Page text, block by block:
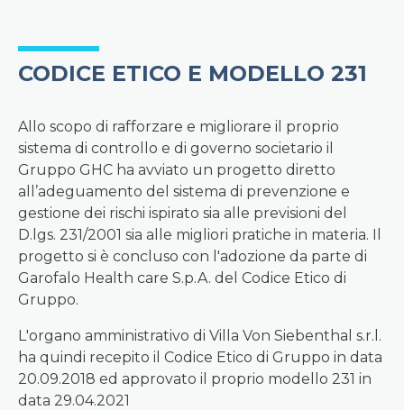
CODICE ETICO E MODELLO 231
Allo scopo di rafforzare e migliorare il proprio
sistema di controllo e di governo societario il
Gruppo GHC ha avviato un progetto diretto
all’adeguamento del sistema di prevenzione e
gestione dei rischi ispirato sia alle previsioni del
D.lgs. 231/2001 sia alle migliori pratiche in materia. Il
progetto si è concluso con l'adozione da parte di
Garofalo Health care S.p.A. del Codice Etico di
Gruppo.
L'organo amministrativo di Villa Von Siebenthal s.r.l.
ha quindi recepito il Codice Etico di Gruppo in data
20.09.2018 ed approvato il proprio modello 231 in
data 29.04.2021